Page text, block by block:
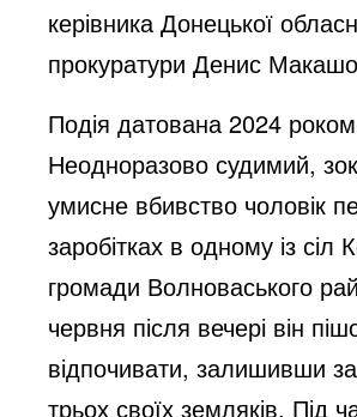
керівника Донецької
прокуратури Денис
Подія датована 2024
Неодноразово судимий,
умисне вбивство чоловік
заробітках в одному із сіл
громади Волноваського
червня після вечері він
відпочивати, залишивши
трьох своїх земляків. Під